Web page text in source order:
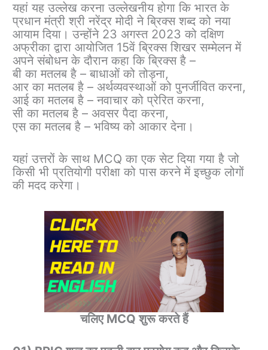
यहां यह उल्लेख करना उल्लेखनीय होगा कि भारत के
प्रधान मंत्री श्री नरेंद्र मोदी ने ब्रिक्स शब्द को नया
आयाम दिया। उन्होंने 23 अगस्त 2023 को दक्षिण
अफ्रीका द्वारा आयोजित 15वें ब्रिक्स शिखर सम्मेलन में
अपने संबोधन के दौरान कहा कि ब्रिक्स है –
बी का मतलब है – बाधाओं को तोड़ना,
आर का मतलब है – अर्थव्यवस्थाओं को पुनर्जीवित करना,
आई का मतलब है – नवाचार को प्रेरित करना,
सी का मतलब है – अवसर पैदा करना,
एस का मतलब है – भविष्य को आकार देना।
यहां उत्तरों के साथ MCQ का एक सेट दिया गया है जो
किसी भी प्रतियोगी परीक्षा को पास करने में इच्छुक लोगों
की मदद करेगा।
चलिए MCQ शुरू करते हैं